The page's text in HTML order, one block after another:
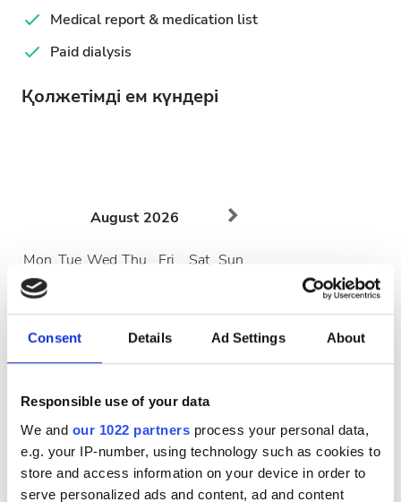
Consent Details Ad Settings About
Responsible use of your data
We and our 1022 partners process your personal data,
e.g. your IP-number, using technology such as cookies to
store and access information on your device in order to
serve personalized ads and content, ad and content
Medical report & medication list
Paid dialysis
Қолжетімді ем күндері
August 2026
Mon Tue Wed Thu Fri Sat Sun
3
4 6 7
9
24
25 26 27 28 29
30
31